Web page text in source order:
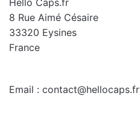
8 Rue Aimé Césaire
33320 Eysines
France
Email : contact@hellocaps.fr